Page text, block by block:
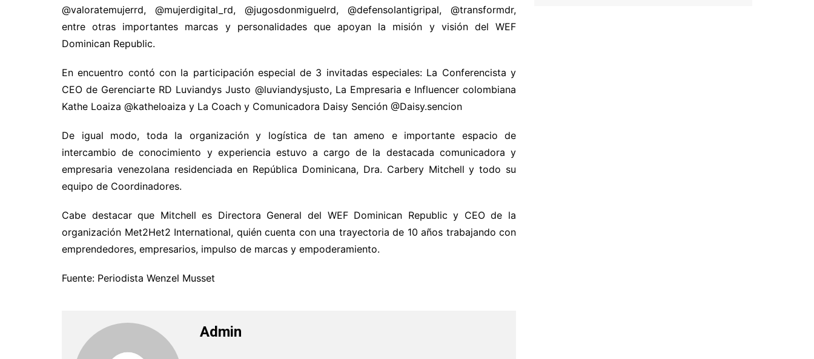
@valoratemujerrd, @mujerdigital_rd, @jugosdonmiguelrd, @defensolantigripal, @transformdr,
entre otras importantes marcas y personalidades que apoyan la misión y visión del WEF
Dominican Republic.
En encuentro contó con la participación especial de 3 invitadas especiales: La Conferencista y
CEO de Gerenciarte RD Luviandys Justo @luviandysjusto, La Empresaria e Influencer colombiana
Kathe Loaiza @katheloaiza y La Coach y Comunicadora Daisy Sención @Daisy.sencion
De igual modo, toda la organización y logística de tan ameno e importante espacio de
intercambio de conocimiento y experiencia estuvo a cargo de la destacada comunicadora y
empresaria venezolana residenciada en República Dominicana, Dra. Carbery Mitchell y todo su
equipo de Coordinadores.
Cabe destacar que Mitchell es Directora General del WEF Dominican Republic y CEO de la
organización Met2Het2 International, quién cuenta con una trayectoria de 10 años trabajando con
emprendedores, empresarios, impulso de marcas y empoderamiento.
Fuente: Periodista Wenzel Musset
Admin